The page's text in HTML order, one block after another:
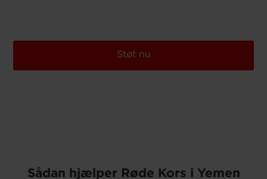
Støt nu
Sådan hjælper Røde Kors i Yemen